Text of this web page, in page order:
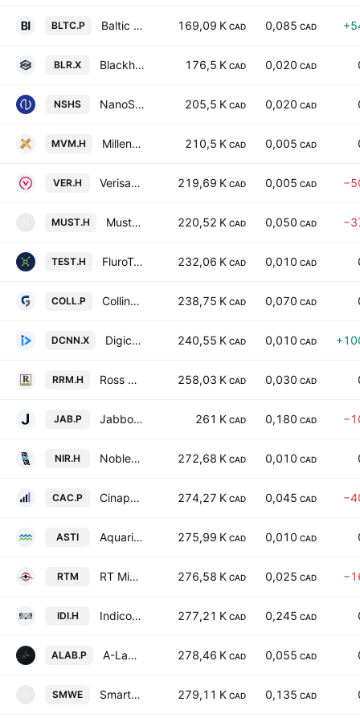
BLTC.P Baltic I Acquisition Corp. 169,09 K CAD 0,085 CAD
BLR.X Blackhawk Growth Corp. 176,5 K CAD 0,020 CAD
NSHS NanoSphere Health Sciences, Inc. 205,5 K CAD 0,020 CAD
MVM.H MillenMin Ventures, Inc. 210,5 K CAD 0,005 CAD
VER.H Verisante Technology, Inc. 219,69 K CAD 0,005 CAD
MUST.H Must Capital, Inc. 220,52 K CAD 0,050 CAD
TEST.H FluroTech Ltd. 232,06 K CAD 0,010 CAD
COLL.P Collingwood Resources Corp. 238,75 K CAD 0,070 CAD
DCNN.X Digicann Ventures Inc 240,55 K CAD 0,010 CAD
RRM.H Ross River Minerals Inc. 258,03 K CAD 0,030 CAD
JAB.P Jabbo Capital Corp. 261 K CAD 0,180 CAD
NIR.H Noble Iron, Inc. 272,68 K CAD 0,010 CAD
CAC.P Cinaport Acquisition Corp. III 274,27 K CAD 0,045 CAD
ASTI Aquarius Surgical Technologies Inc. 275,99 K CAD 0,010 CAD
RTM RT Minerals Corp. 276,58 K CAD 0,025 CAD
IDI.H Indico Resources Ltd. 277,21 K CAD 0,245 CAD
ALAB.P A-Labs Capital II Corp. 278,46 K CAD 0,055 CAD
SMWE Smartwell Technology Corp. Class A 279,11 K CAD 0,135 CAD